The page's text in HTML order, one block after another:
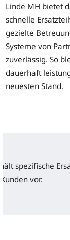
Linde MH bietet
schnelle
gezielte
Systeme von
zuverlässig. So
dauerhaft
neuesten Stand.
spezifische
vor.